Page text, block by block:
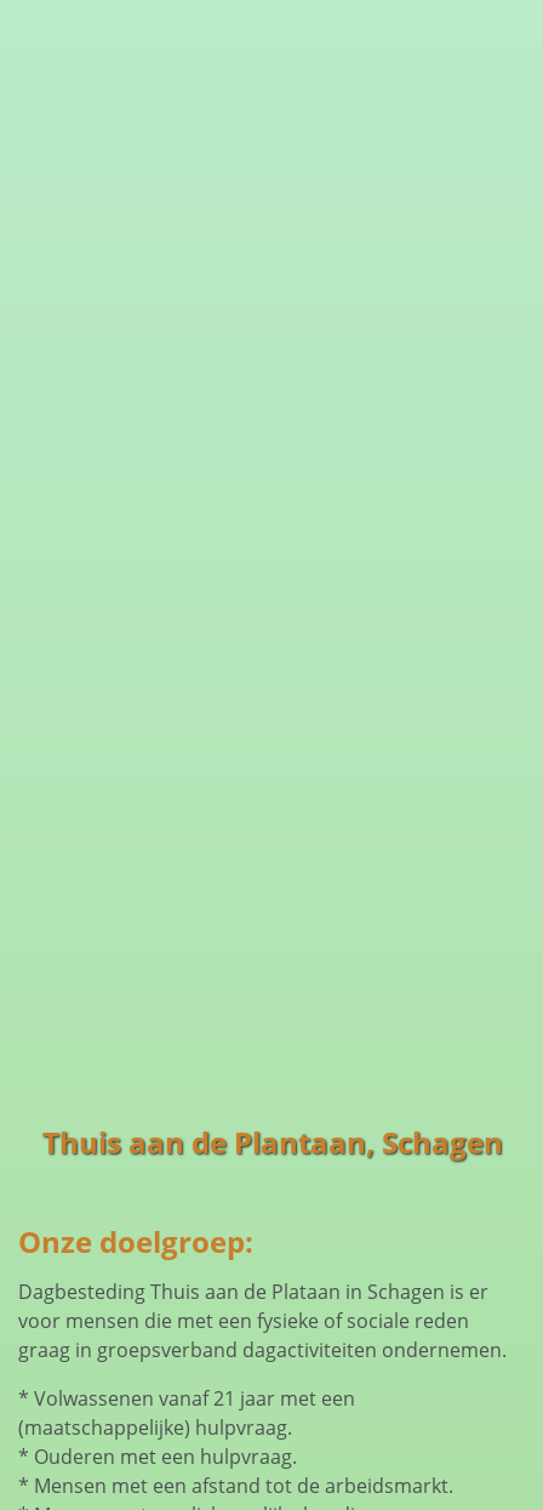
Thuis aan de Plantaan, Schagen
Onze doelgroep:
Dagbesteding Thuis aan de Plataan in Schagen is er
voor mensen die met een fysieke of sociale reden
graag in groepsverband dagactiviteiten ondernemen.
* Volwassenen vanaf 21 jaar met een
(maatschappelijke) hulpvraag.
* Ouderen met een hulpvraag.
* Mensen met een afstand tot de arbeidsmarkt.